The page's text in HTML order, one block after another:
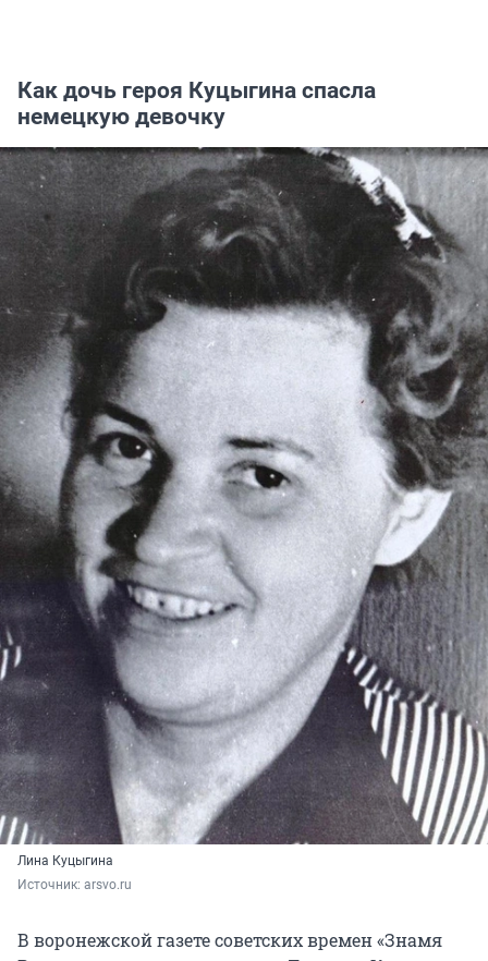
Как дочь героя Куцыгина спасла
немецкую девочку
Лина Куцыгина
Источник: arsvo.ru
В воронежской газете советских времен «Знамя